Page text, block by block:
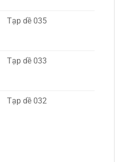
Tạp dề 035
Tạp dề 033
Tạp dề 032